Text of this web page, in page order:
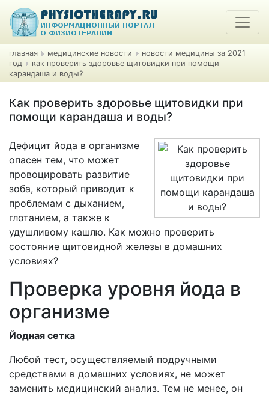
главная медицинские новости
новости медицины за 2021
год
как проверить здоровье щитовидки при помощи
карандаша и воды?
Как проверить здоровье щитовидки при
помощи карандаша и воды?
Дефицит йода в организме
опасен тем, что может
провоцировать развитие
зоба, который приводит к
проблемам с дыханием,
глотанием, а также к
удушливому кашлю. Как можно проверить
состояние щитовидной железы в домашних
условиях?
Проверка уровня йода в
организме
Йодная сетка
Любой тест, осуществляемый подручными
средствами в домашних условиях, не может
заменить медицинский анализ. Тем не менее, он